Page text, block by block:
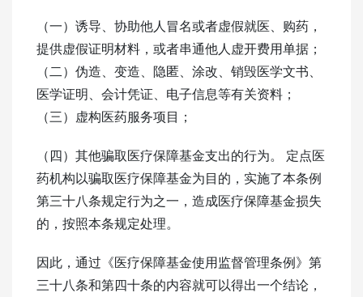
（一）诱导、协助他人冒名或者虚假就医、购药，
提供虚假证明材料，或者串通他人虚开费用单据；
（二）伪造、变造、隐匿、涂改、销毁医学文书、
医学证明、会计凭证、电子信息等有关资料；
（三）虚构医药服务项目；
（四）其他骗取医疗保障基金支出的行为。 定点医
药机构以骗取医疗保障基金为目的，实施了本条例
第三十八条规定行为之一，造成医疗保障基金损失
的，按照本条规定处理。
因此，通过《医疗保障基金使用监督管理条例》第
三十八条和第四十条的内容就可以得出一个结论，